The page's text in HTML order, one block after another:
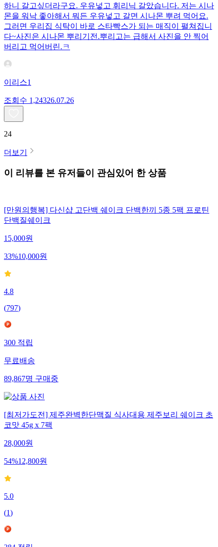
하니 갈고싶더라구요. 우유넣고 휘리닉 갈았습니다. 저는 시나
몬을 워낙 좋아해서 뭐든 우유넣고 갈면 시나몬 뿌려 먹어요.
그러면 우리집 식탁이 바로 스타빡스가 되는 매직이 펼쳐집니
다~사진은 시나몬 뿌리기전.뿌리고는 급해서 사진을 안 찍어
버리고 먹어버린.ㅋ
이리스1
조회수 1,24326.07.26
24
더보기
이 리뷰를 본 유저들이 관심있어 한 상품
[만원의행복] 다신샵 고단백 쉐이크 단백한끼 5종 5팩 프로틴
단백질쉐이크
15,000원
33%10,000원
4.8
(797)
300 적립
무료배송
89,867명 구매중
[최저가도전] 제주완벽한단맥질 식사대용 제주보리 쉐이크 초
코맛 45g x 7팩
28,000원
54%12,800원
5.0
(1)